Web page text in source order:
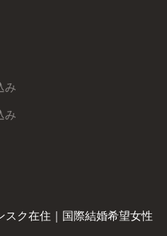
み
み
ク在住｜国際結婚希望女性